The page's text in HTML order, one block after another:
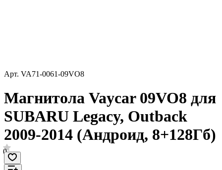
Арт. VA71-0061-09VO8
Магнитола Vaycar 09VO8 для
SUBARU Legacy, Outback
2009-2014 (Андроид, 8+128Гб)
0